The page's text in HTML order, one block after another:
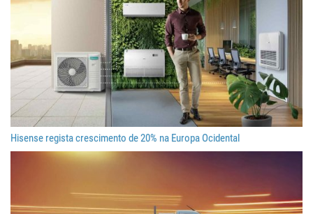
Hisense regista crescimento de 20% na Europa Ocidental